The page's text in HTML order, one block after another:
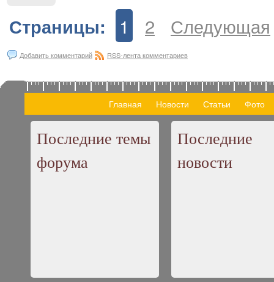
Страницы: 1 2 Следующая
Добавить комментарий RSS-лента комментариев
Главная Новости Статьи Фото
Последние темы
форума
Последние
новости